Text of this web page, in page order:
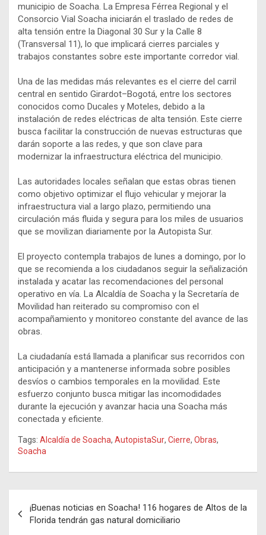
municipio de Soacha. La Empresa Férrea Regional y el
Consorcio Vial Soacha iniciarán el traslado de redes de
alta tensión entre la Diagonal 30 Sur y la Calle 8
(Transversal 11), lo que implicará cierres parciales y
trabajos constantes sobre este importante corredor vial.
Una de las medidas más relevantes es el cierre del carril
central en sentido Girardot–Bogotá, entre los sectores
conocidos como Ducales y Moteles, debido a la
instalación de redes eléctricas de alta tensión. Este cierre
busca facilitar la construcción de nuevas estructuras que
darán soporte a las redes, y que son clave para
modernizar la infraestructura eléctrica del municipio.
Las autoridades locales señalan que estas obras tienen
como objetivo optimizar el flujo vehicular y mejorar la
infraestructura vial a largo plazo, permitiendo una
circulación más fluida y segura para los miles de usuarios
que se movilizan diariamente por la Autopista Sur.
El proyecto contempla trabajos de lunes a domingo, por lo
que se recomienda a los ciudadanos seguir la señalización
instalada y acatar las recomendaciones del personal
operativo en vía. La Alcaldía de Soacha y la Secretaría de
Movilidad han reiterado su compromiso con el
acompañamiento y monitoreo constante del avance de las
obras.
La ciudadanía está llamada a planificar sus recorridos con
anticipación y a mantenerse informada sobre posibles
desvíos o cambios temporales en la movilidad. Este
esfuerzo conjunto busca mitigar las incomodidades
durante la ejecución y avanzar hacia una Soacha más
conectada y eficiente.
Tags: Alcaldía de Soacha, AutopistaSur, Cierre, Obras,
Soacha
de
¡Buenas noticias en Soacha! 116 hogares de Altos de la
Florida tendrán gas natural domiciliario